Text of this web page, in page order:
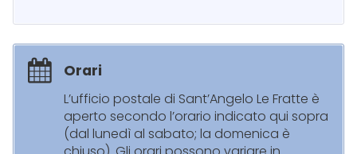
Orari
L’ufficio postale di Sant’Angelo Le Fratte è
aperto secondo l’orario indicato qui sopra
(dal lunedì al sabato; la domenica è